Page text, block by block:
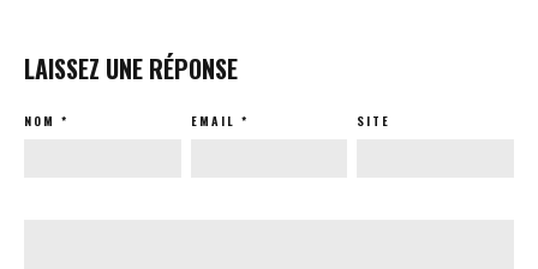
LAISSEZ UNE RÉPONSE
NOM * EMAIL * SITE